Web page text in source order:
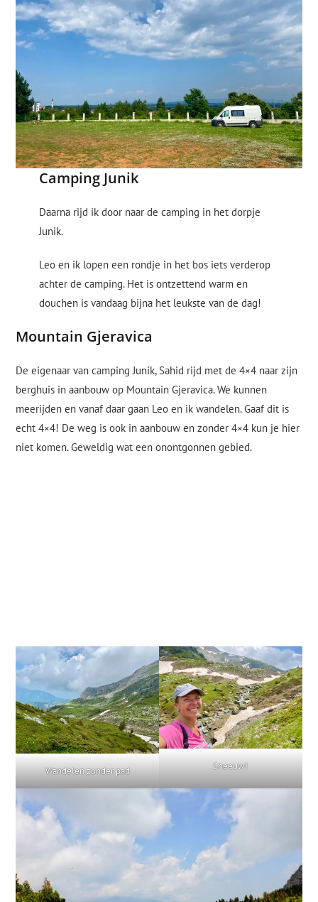
Camping Junik
Daarna rijd ik door naar de camping in het dorpje
Junik.
Leo en ik lopen een rondje in het bos iets verderop
achter de camping. Het is ontzettend warm en
douchen is vandaag bijna het leukste van de dag!
Mountain Gjeravica
De eigenaar van camping Junik, Sahid rijd met de 4×4 naar zijn
berghuis in aanbouw op Mountain Gjeravica. We kunnen
meerijden en vanaf daar gaan Leo en ik wandelen. Gaaf dit is
echt 4×4! De weg is ook in aanbouw en zonder 4×4 kun je hier
niet komen. Geweldig wat een onontgonnen gebied.
Wandelen zonder pad Sneeuw!